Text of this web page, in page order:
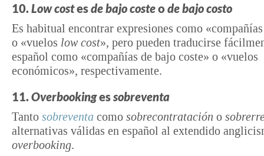
10. Low costesdebajo costeo debajo costo
Es habitual encontrar expresiones como
o «vuelos low cost», pero pueden traducirse
español como «compañías de bajo coste» o «vuelos
económicos», respectivamente.
11. Overbookingessobreventa
Tanto sobreventa como sobrecontratación o
alternativas válidas en español al extendido
overbooking.